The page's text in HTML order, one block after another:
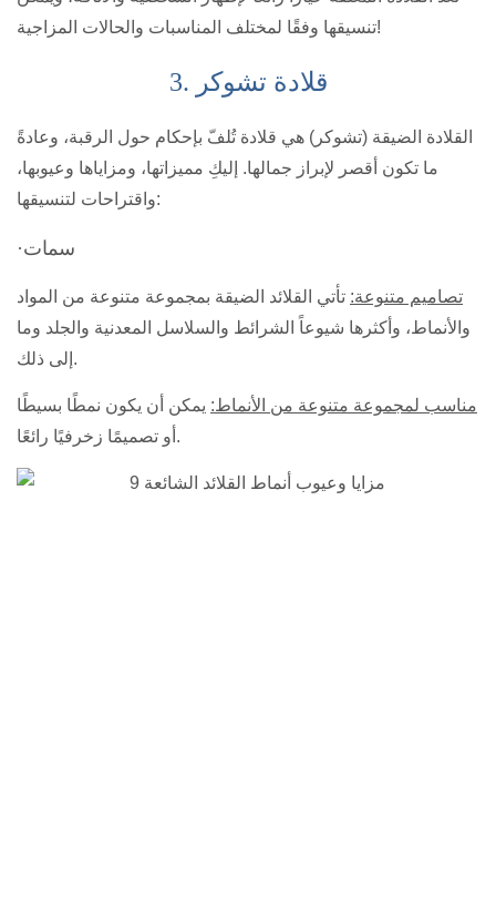
تنسيقها وفقًا لمختلف المناسبات والحالات المزاجية!
3. قلادة تشوكر
القلادة الضيقة (تشوكر) هي قلادة تُلفّ بإحكام حول الرقبة، وعادةً
ما تكون أقصر لإبراز جمالها. إليكِ مميزاتها، ومزاياها وعيوبها،
واقتراحات لتنسيقها:
·سمات
تصاميم متنوعة: تأتي القلائد الضيقة بمجموعة متنوعة من المواد
والأنماط، وأكثرها شيوعاً الشرائط والسلاسل المعدنية والجلد وما
إلى ذلك.
مناسب لمجموعة متنوعة من الأنماط: يمكن أن يكون نمطًا بسيطًا
أو تصميمًا زخرفيًا رائعًا.